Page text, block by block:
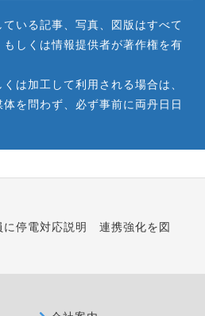
いる記事、写真、図版はすべて
しくは情報提供者が著作権を有
は加工して利用される場合は、
を問わず、必ず事前に両丹日日
に停電対応説明 連携強化を図